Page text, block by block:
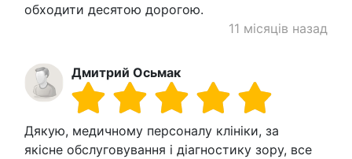
обходити десятою дорогою.
11 місяців назад
Дмитрий Осьмак
Дякую, медичному персоналу клініки, за
якісне обслуговування і діагностику зору, все